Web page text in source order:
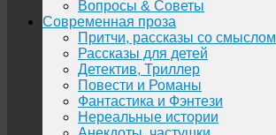
Вопросы & Советы
Современная проза
Притчи, рассказы со смыслом
Рассказы для детей
Детектив, Триллер
Повести и Романы
Фантастика и Фэнтези
Нереальные истории